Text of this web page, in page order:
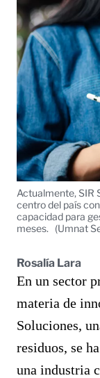
Actualmente, SIR
centro del país
capacidad para
meses.
(Umnat
Rosalía Lara
En un sector
materia de
Soluciones,
residuos, se
una industria